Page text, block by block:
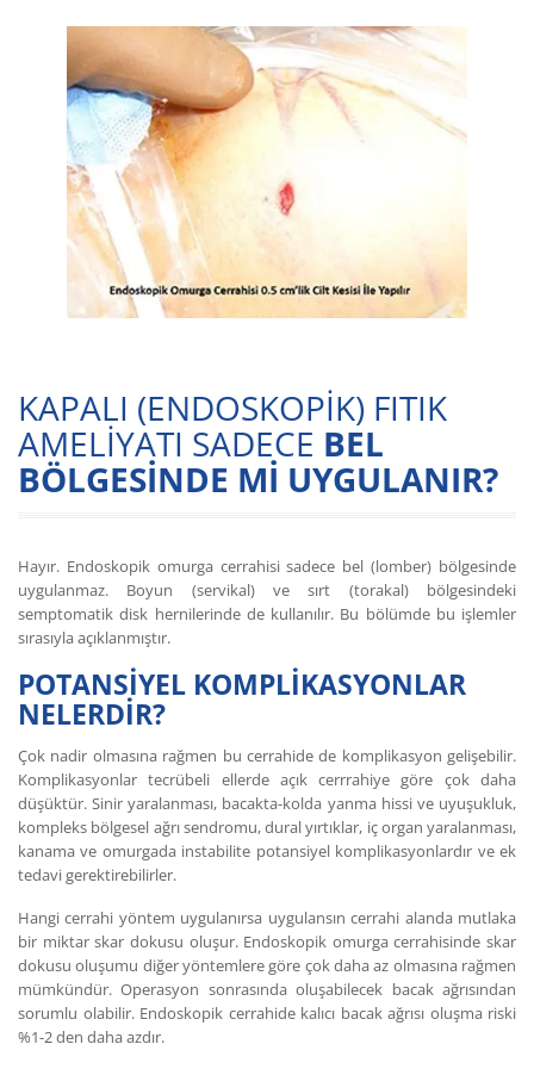
KAPALI (ENDOSKOPİK) FITIK
AMELİYATI SADECE BEL
BÖLGESİNDE Mİ UYGULANIR?
Hayır. Endoskopik omurga cerrahisi sadece bel (lomber) bölgesinde
uygulanmaz. Boyun (servikal) ve sırt (torakal) bölgesindeki
semptomatik disk hernilerinde de kullanılır. Bu bölümde bu işlemler
sırasıyla açıklanmıştır.
POTANSİYEL KOMPLİKASYONLAR
NELERDİR?
Çok nadir olmasına rağmen bu cerrahide de komplikasyon gelişebilir.
Komplikasyonlar tecrübeli ellerde açık cerrrahiye göre çok daha
düşüktür. Sinir yaralanması, bacakta-kolda yanma hissi ve uyuşukluk,
kompleks bölgesel ağrı sendromu, dural yırtıklar, iç organ yaralanması,
kanama ve omurgada instabilite potansiyel komplikasyonlardır ve ek
tedavi gerektirebilirler.
Hangi cerrahi yöntem uygulanırsa uygulansın cerrahi alanda mutlaka
bir miktar skar dokusu oluşur. Endoskopik omurga cerrahisinde skar
dokusu oluşumu diğer yöntemlere göre çok daha az olmasına rağmen
mümkündür. Operasyon sonrasında oluşabilecek bacak ağrısından
sorumlu olabilir. Endoskopik cerrahide kalıcı bacak ağrısı oluşma riski
%1-2 den daha azdır.